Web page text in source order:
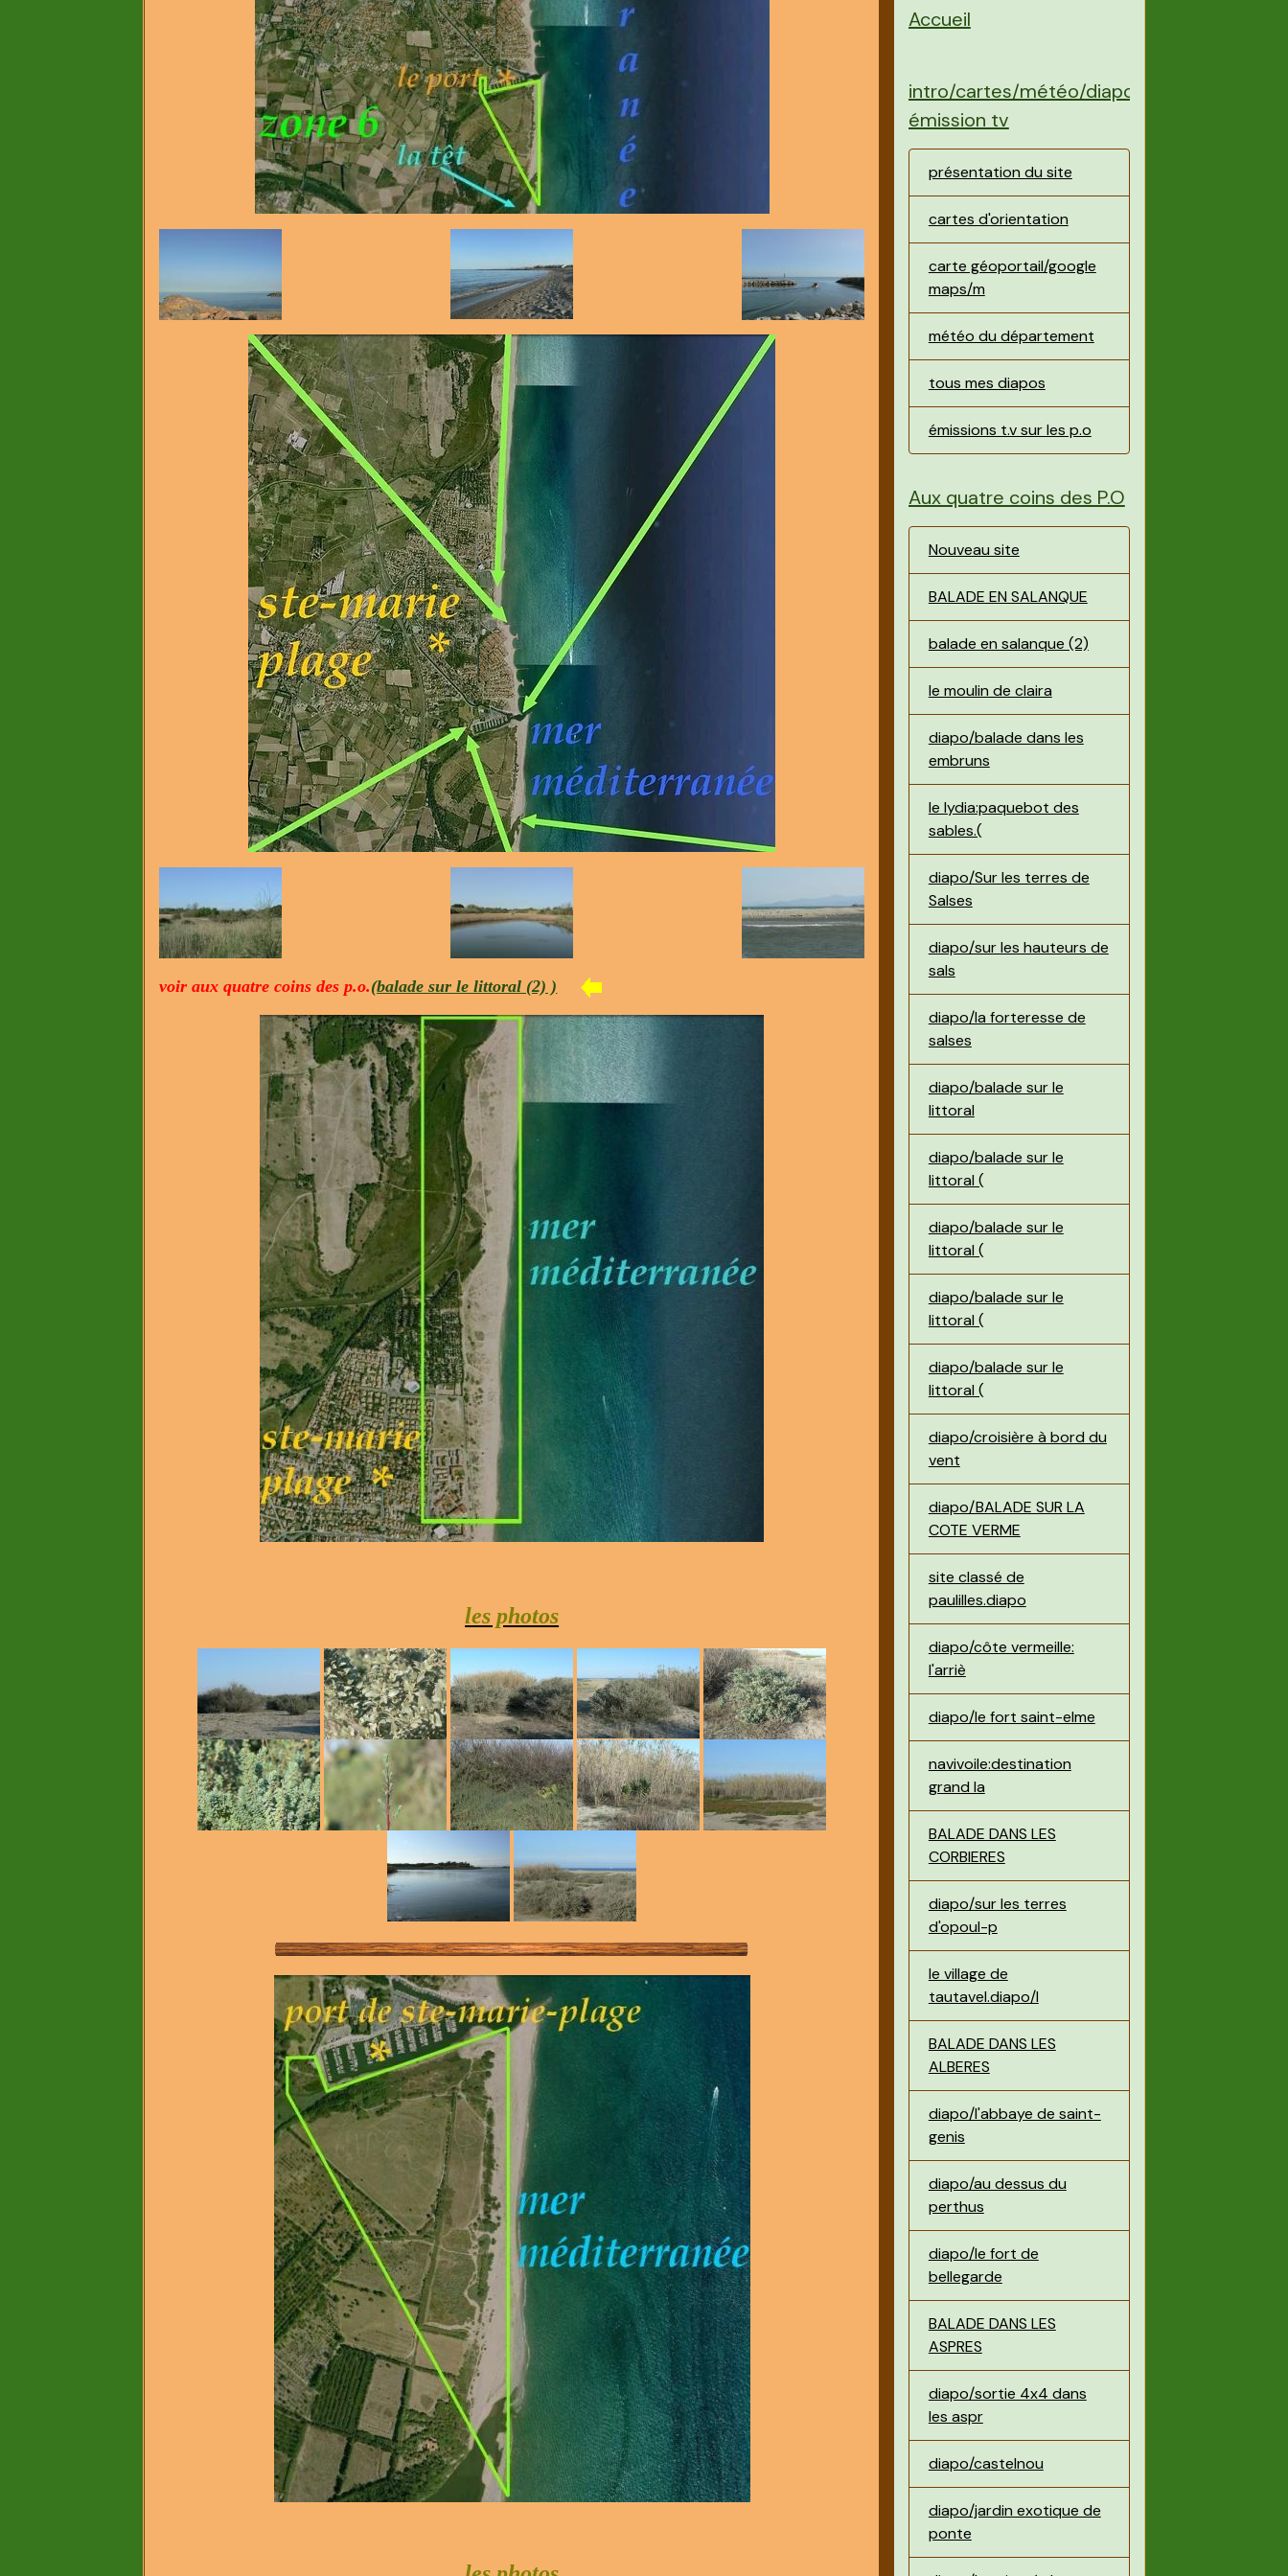
voir aux quatre coins des p.o.(balade sur le littoral (2) )
les photos
Accueil
intro/cartes/météo/diapos/
émission tv
présentation du site
cartes d'orientation
carte géoportail/google
maps/m
météo du département
tous mes diapos
émissions t.v sur les p.o
Aux quatre coins des P.O
Nouveau site
BALADE EN SALANQUE
balade en salanque (2)
le moulin de claira
diapo/balade dans les
embruns
le lydia:paquebot des
sables.(
diapo/Sur les terres de
Salses
diapo/sur les hauteurs de
sals
diapo/la forteresse de
salses
diapo/balade sur le
littoral
diapo/balade sur le
littoral (
diapo/balade sur le
littoral (
diapo/balade sur le
littoral (
diapo/balade sur le
littoral (
diapo/croisière à bord du
vent
diapo/BALADE SUR LA
COTE VERME
site classé de
paulilles.diapo
diapo/côte vermeille:
l'arriè
diapo/le fort saint-elme
navivoile:destination
grand la
BALADE DANS LES
CORBIERES
diapo/sur les terres
d'opoul-p
le village de
tautavel.diapo/l
BALADE DANS LES
ALBERES
diapo/l'abbaye de saint-
genis
diapo/au dessus du
perthus
diapo/le fort de
bellegarde
BALADE DANS LES
ASPRES
diapo/sortie 4x4 dans
les aspr
diapo/castelnou
diapo/jardin exotique de
ponte